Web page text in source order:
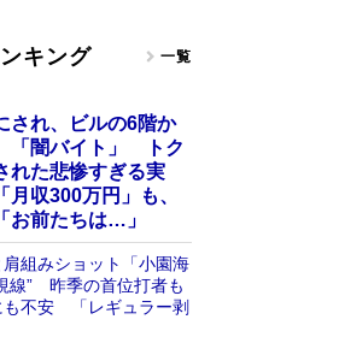
キング 一覧
され、ビルの6階か
「闇バイト」 トク
れた悲惨すぎる実
収300万円」も、
お前たちは…」
肩組みショット「小園海
線” 昨季の首位打者も
も不安 「レギュラー剥